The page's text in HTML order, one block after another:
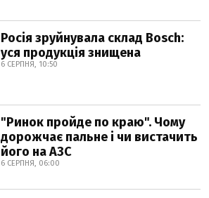
Росія зруйнувала склад Bosch:
уся продукція знищена
6 СЕРПНЯ, 10:50
"Ринок пройде по краю". Чому
дорожчає пальне і чи вистачить
його на АЗС
6 СЕРПНЯ, 06:00